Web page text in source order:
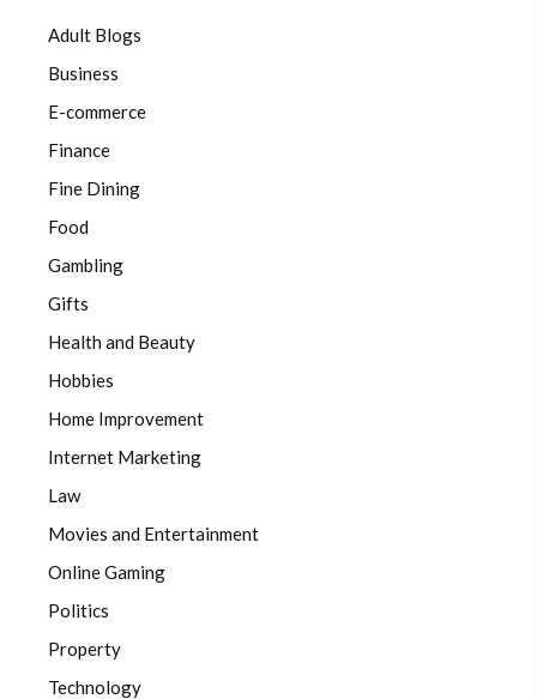
Adult Blogs
Business
E-commerce
Finance
Fine Dining
Food
Gambling
Gifts
Health and Beauty
Hobbies
Home Improvement
Internet Marketing
Law
Movies and Entertainment
Online Gaming
Politics
Property
Technology